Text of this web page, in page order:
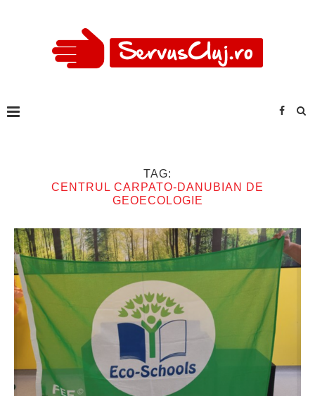
TAG:
CENTRUL CARPATO-DANUBIAN DE
GEOECOLOGIE